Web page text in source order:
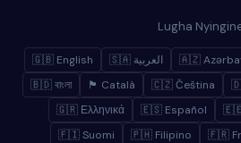
Lugha
🇬🇧 English 🇸🇦 العربية 🇦🇿
🇧🇩 বাংলা
🏴 Català 🇨🇿 Čeština
🇬🇷 Ελληνικά
🇪🇸 Español 🇪🇪
🇫🇮 Suomi
🇵🇭 Filipino 🇫🇷